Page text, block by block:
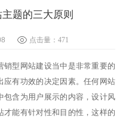
题的三大原则
点击量： 471
型网站建设当中是非常重要的
应有功效的决定因素。任何网站
包含为用户展示的内容，设计风
能有针对性和目的性，这样的